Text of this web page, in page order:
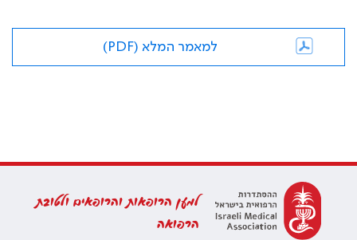
למאמר המלא (PDF)
למען הרופאות והרופאים ולטובת
הרפואה